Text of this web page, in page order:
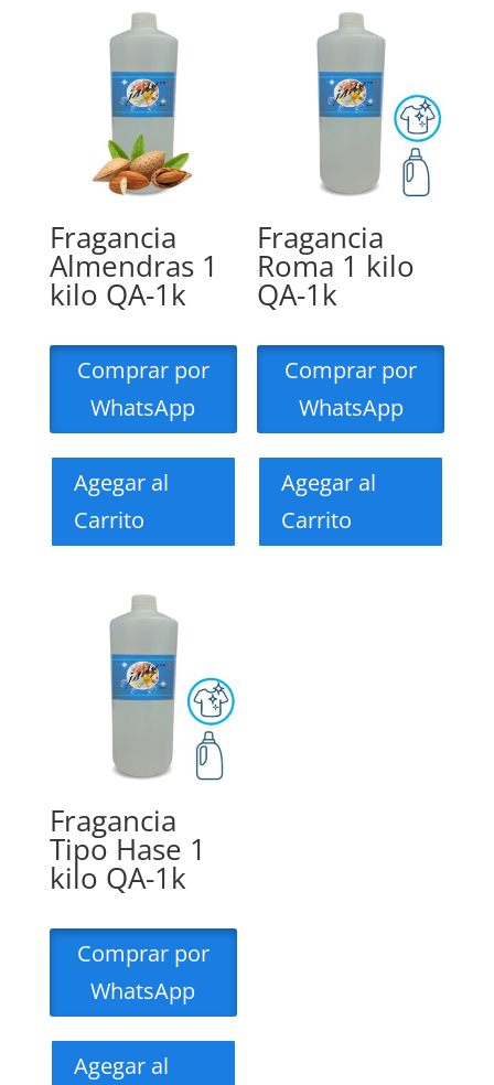
Fragancia
Almendras 1
kilo QA-1k
Comprar por
WhatsApp
Agegar al
Carrito
Fragancia
Roma 1 kilo
QA-1k
Comprar por
WhatsApp
Agegar al
Carrito
Fragancia
Tipo Hase 1
kilo QA-1k
Comprar por
WhatsApp
Agegar al